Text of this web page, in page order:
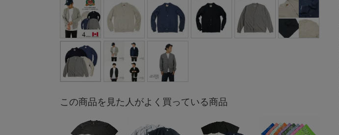
この商品を見た人がよく買っている商品